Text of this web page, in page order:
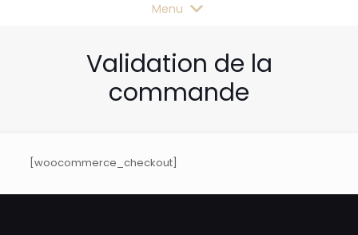
Menu
Validation de la
commande
[woocommerce_checkout]